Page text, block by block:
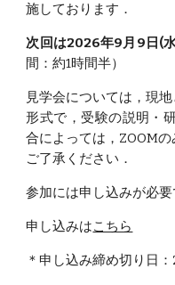
施しております．
次回は2026年9月9日(
間：約1時間半）
見学会については，現
形式で，受験の説明・
合によっては，ZOOM
ご了承ください．
参加には申し込みが必要
申し込みはこちら
＊申し込み締め切り日